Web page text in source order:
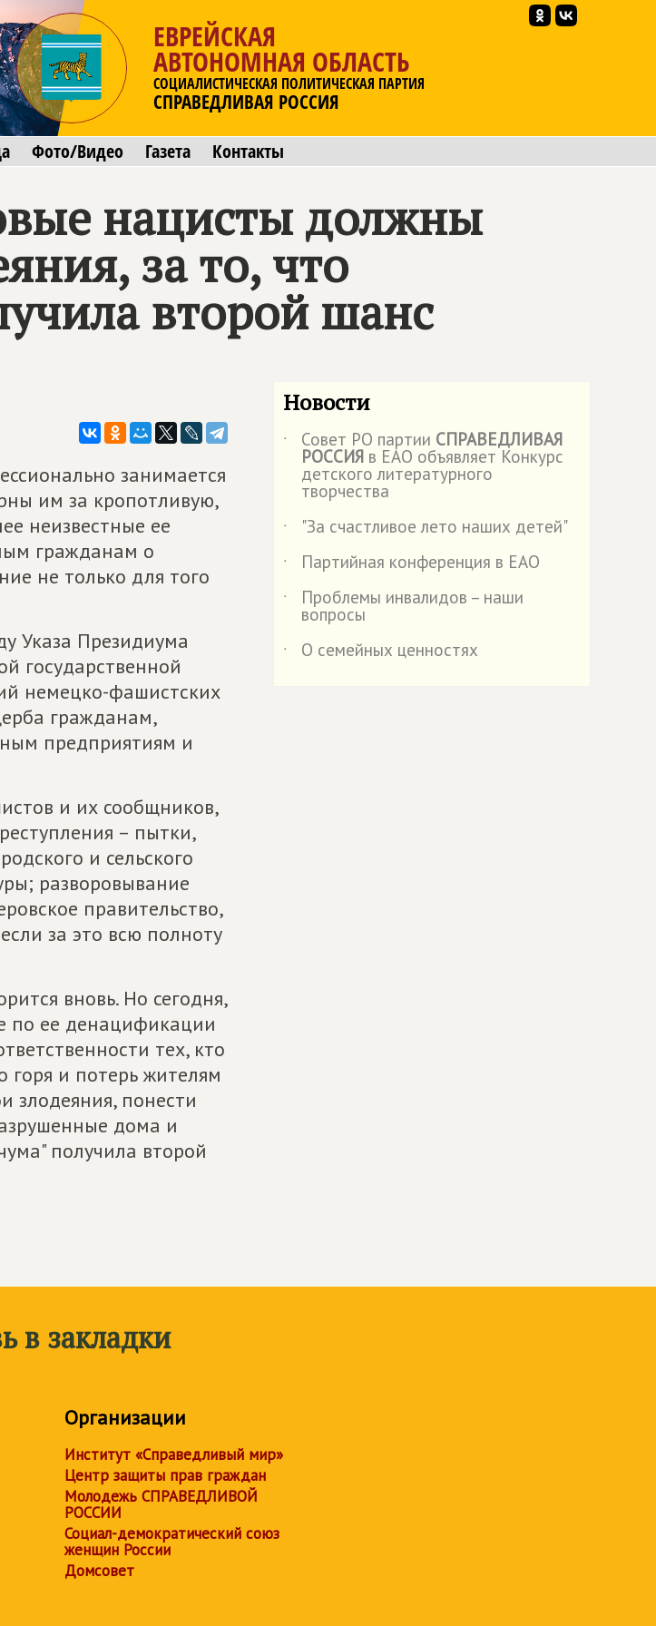
ЕВРЕЙСКАЯ
АВТОНОМНАЯ ОБЛАСТЬ
СОЦИАЛИСТИЧЕСКАЯ ПОЛИТИЧЕСКАЯ ПАРТИЯ
СПРАВЕДЛИВАЯ РОССИЯ
Фото/Видео Газета Контакты
нацисты должны
за то, что
второй шанс
занимается
им за кропотливую,
неизвестные ее
гражданам о
не только для того
Указа Президиума
государственной
немецко-фашистских
гражданам,
предприятиям и
и их сообщников,
– пытки,
и сельского
разворовывание
правительство,
за это всю полноту
вновь. Но сегодня,
по ее денацификации
тех, кто
горя и потерь жителям
злодеяния, понести
дома и
получила второй
Новости
˙ Совет РО партии СПРАВЕДЛИВАЯ
РОССИЯ в ЕАО объявляет Конкурс
детского литературного
творчества
˙
"За счастливое лето наших детей"
˙
Партийная конференция в ЕАО
˙
Проблемы инвалидов – наши
вопросы
˙
О семейных ценностях
в закладки
Организации
Институт «Справедливый мир»
Центр защиты прав граждан
Молодежь СПРАВЕДЛИВОЙ
РОССИИ
Социал-демократический союз
женщин России
Домсовет